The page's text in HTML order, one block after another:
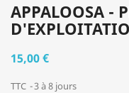
APPALOOSA -
15,00 €
TTC 3 à 8 jours